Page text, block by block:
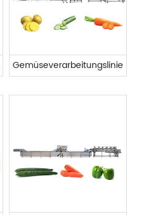
Gemüseverarbeitungslinie